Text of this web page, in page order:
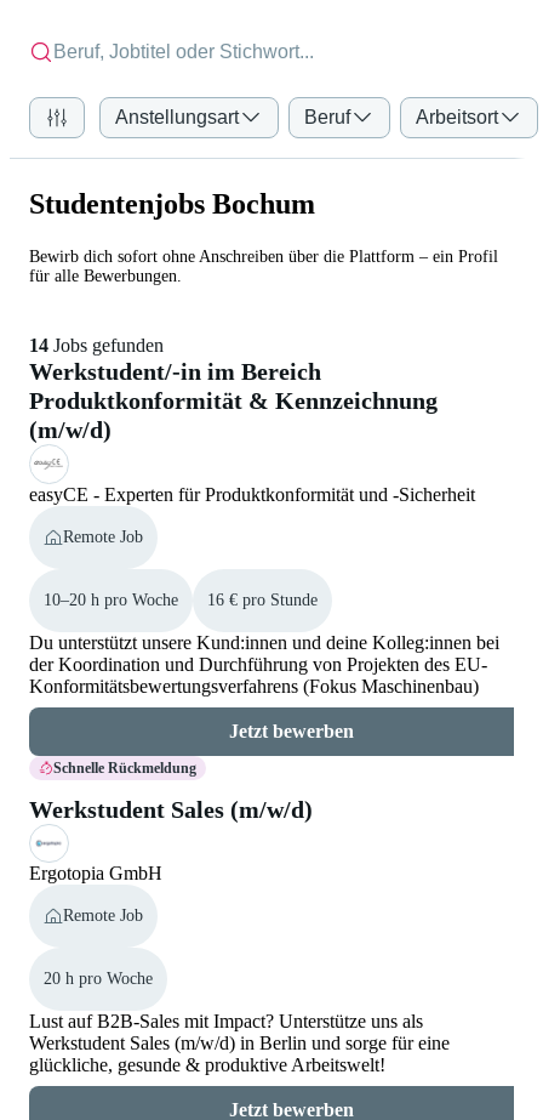
Anstellungsart Beruf Arbeitsort
Studentenjobs Bochum
Bewirb dich sofort ohne Anschreiben über die Plattform – ein Profil
für alle Bewerbungen.
14 Jobs gefunden
Werkstudent/-in im Bereich
Produktkonformität & Kennzeichnung
(m/w/d)
easyCE - Experten für Produktkonformität und -Sicherheit
Remote Job
10–20 h pro Woche 16 € pro Stunde
Du unterstützt unsere Kund:innen und deine Kolleg:innen bei
der Koordination und Durchführung von Projekten des EU-
Konformitätsbewertungsverfahrens (Fokus Maschinenbau)
Jetzt bewerben
Schnelle Rückmeldung
Werkstudent Sales (m/w/d)
Ergotopia GmbH
Remote Job
20 h pro Woche
Lust auf B2B-Sales mit Impact? Unterstütze uns als
Werkstudent Sales (m/w/d) in Berlin und sorge für eine
glückliche, gesunde & produktive Arbeitswelt!
Jetzt bewerben